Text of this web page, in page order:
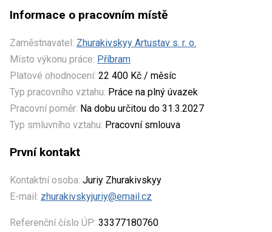
Informace o pracovním místě
Zaměstnavatel: Zhurakivskyy Artustav s. r. o.
Místo výkonu práce: Příbram
Platové ohodnocení: 22 400 Kč / měsíc
Typ pracovního vztahu: Práce na plný úvazek
Pracovní poměr: Na dobu určitou do 31.3.2027
Typ smluvního vztahu: Pracovní smlouva
První kontakt
Kontaktní osoba: Juriy Zhurakivskyy
E-mail: zhurakivskyjuriy@email.cz
Referenční číslo ÚP: 33377180760